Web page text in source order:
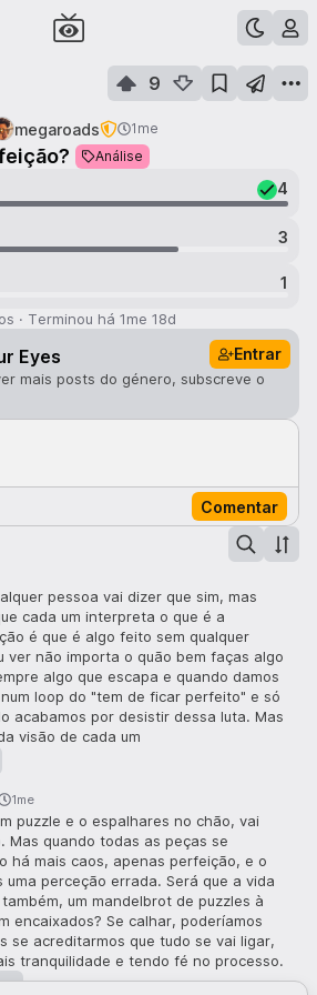
9
megaroads 1me
Análise
4
3
1
· Terminou há 1me 18d
Eyes Entrar
mais posts do género, subscreve o
Comentar
pessoa vai dizer que sim, mas
cada um interpreta o que é a
é que é algo feito sem qualquer
ver não importa o quão bem faças algo
algo que escapa e quando damos
loop do "tem de ficar perfeito" e só
acabamos por desistir dessa luta. Mas
visão de cada um
1me
puzzle e o espalhares no chão, vai
Mas quando todas as peças se
há mais caos, apenas perfeição, e o
uma perceção errada. Será que a vida
um mandelbrot de puzzles à
encaixados? Se calhar, poderíamos
se acreditarmos que tudo se vai ligar,
tranquilidade e tendo fé no processo.